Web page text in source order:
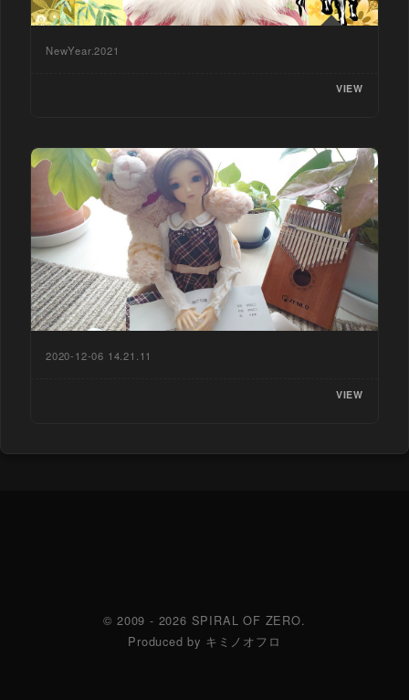
NewYear.2021
VIEW
2020-12-06 14.21.11
VIEW
© 2009 - 2026 SPIRAL OF ZERO.
Produced by キミノオフロ